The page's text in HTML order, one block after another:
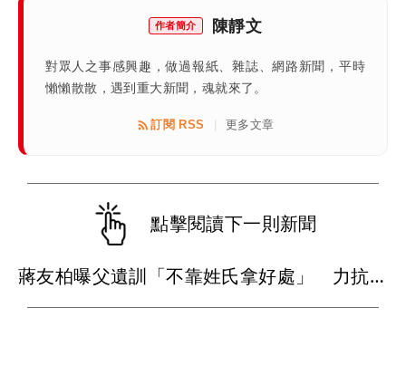
作者簡介 陳靜文
對眾人之事感興趣，做過報紙、雜誌、網路新聞，平時
懶懶散散，遇到重大新聞，魂就來了。
訂閱 RSS 更多文章
點擊閱讀下一則新聞
蔣友柏曝父遺訓「不靠姓氏拿好處」 力抗家族活不過50歲魔咒